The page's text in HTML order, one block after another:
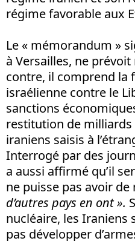
régime favorable aux
Le « mémorandum »
à Versailles, ne
contre, il comprend la
israélienne contre le
sanctions
restitution de
iraniens saisis à
Interrogé par des
a aussi affirmé qu’il
ne puisse pas avoir
d’autres pays en ont ».
nucléaire, les Iraniens
pas développer